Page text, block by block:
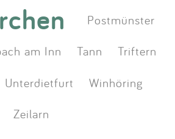
Postmünster
am Inn Tann
Triftern
Unterdietfurt
Winhöring
Zeilarn